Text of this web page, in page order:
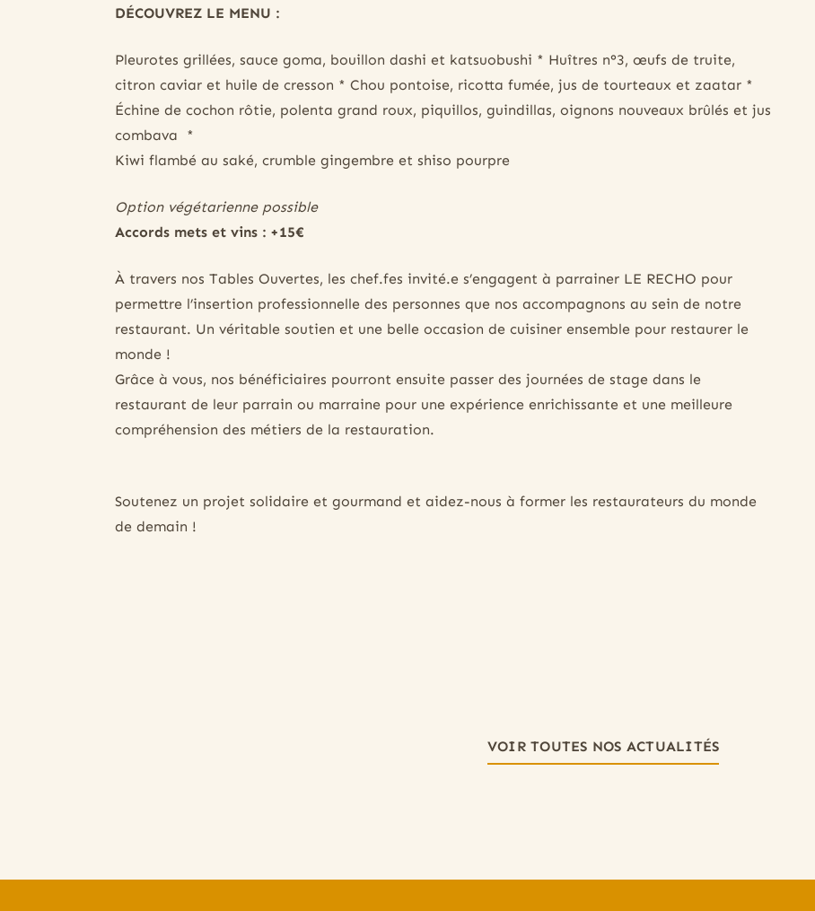
DÉCOUVREZ LE MENU :
Pleurotes grillées, sauce goma, bouillon dashi et katsuobushi * Huîtres n°3, œufs de truite,
citron caviar et huile de cresson * Chou pontoise, ricotta fumée, jus de tourteaux et zaatar *
Échine de cochon rôtie, polenta grand roux, piquillos, guindillas, oignons nouveaux brûlés et jus
combava *
Kiwi flambé au saké, crumble gingembre et shiso pourpre
Option végétarienne possible
Accords mets et vins : +15€
À travers nos Tables Ouvertes, les chef.fes invité.e s’engagent à parrainer LE RECHO pour
permettre l’insertion professionnelle des personnes que nos accompagnons au sein de notre
restaurant. Un véritable soutien et une belle occasion de cuisiner ensemble pour restaurer le
monde !
Grâce à vous, nos bénéficiaires pourront ensuite passer des journées de stage dans le
restaurant de leur parrain ou marraine pour une expérience enrichissante et une meilleure
compréhension des métiers de la restauration.
Soutenez un projet solidaire et gourmand et aidez-nous à former les restaurateurs du monde
de demain !
VOIR TOUTES NOS ACTUALITÉS